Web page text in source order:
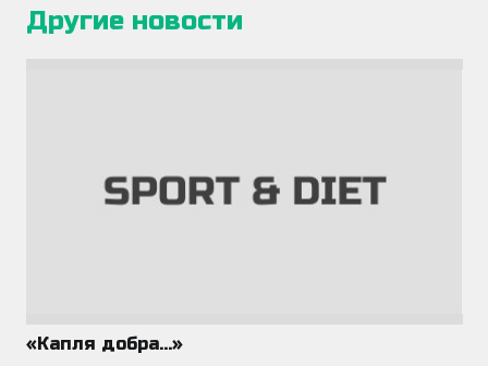
Другие новости
«Капля добра…»